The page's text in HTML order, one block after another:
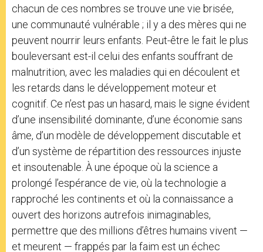
chacun de ces nombres se trouve une vie brisée,
une communauté vulnérable ; il y a des mères qui ne
peuvent nourrir leurs enfants. Peut-être le fait le plus
bouleversant est-il celui des enfants souffrant de
malnutrition, avec les maladies qui en découlent et
les retards dans le développement moteur et
cognitif. Ce n’est pas un hasard, mais le signe évident
d’une insensibilité dominante, d’une économie sans
âme, d’un modèle de développement discutable et
d’un système de répartition des ressources injuste
et insoutenable. À une époque où la science a
prolongé l’espérance de vie, où la technologie a
rapproché les continents et où la connaissance a
ouvert des horizons autrefois inimaginables,
permettre que des millions d’êtres humains vivent —
et meurent — frappés par la faim est un échec